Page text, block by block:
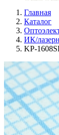
Главная
Каталог
ИК/
KP-